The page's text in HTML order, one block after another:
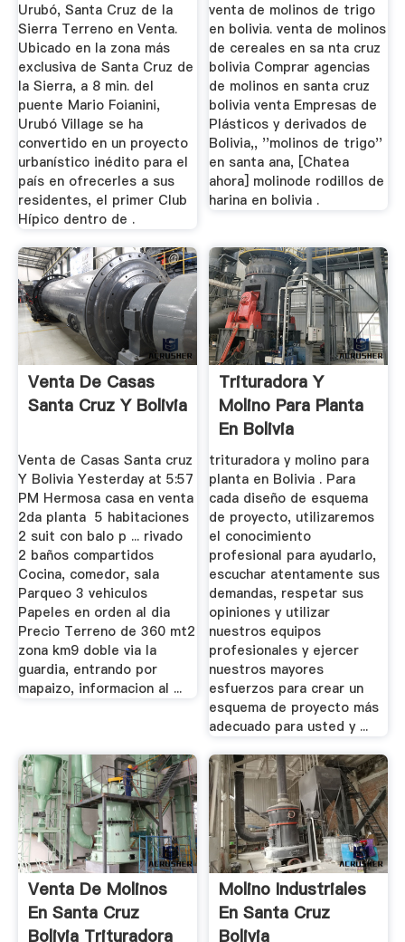
Urubó, Santa Cruz de la
Sierra Terreno en Venta.
Ubicado en la zona más
exclusiva de Santa Cruz de
la Sierra, a 8 min. del
puente Mario Foianini,
Urubó Village se ha
convertido en un proyecto
urbanístico inédito para el
país en ofrecerles a sus
residentes, el primer Club
Hípico dentro de .
venta de molinos de trigo
en bolivia. venta de molinos
de cereales en sa nta cruz
bolivia Comprar agencias
de molinos en santa cruz
bolivia venta Empresas de
Plásticos y derivados de
Bolivia,, ''molinos de trigo''
en santa ana, [Chatea
ahora] molinode rodillos de
harina en bolivia .
Venta De Casas
Santa Cruz Y Bolivia
Venta de Casas Santa cruz
Y Bolivia Yesterday at 5:57
PM Hermosa casa en venta
2da planta ️ 5 habitaciones
2 suit con balo p ... rivado ️
2 baños compartidos ️
Cocina, comedor, sala ️
Parqueo 3 vehiculos ️
Papeles en orden al dia
Precio Terreno de 360 mt2
zona km9 doble via la
guardia, entrando por
mapaizo, informacion al ...
Trituradora Y
Molino Para Planta
En Bolivia
trituradora y molino para
planta en Bolivia . Para
cada diseño de esquema
de proyecto, utilizaremos
el conocimiento
profesional para ayudarlo,
escuchar atentamente sus
demandas, respetar sus
opiniones y utilizar
nuestros equipos
profesionales y ejercer
nuestros mayores
esfuerzos para crear un
esquema de proyecto más
adecuado para usted y ...
Venta De Molinos
En Santa Cruz
Bolivia Trituradora
Molino Industriales
En Santa Cruz
Bolivia